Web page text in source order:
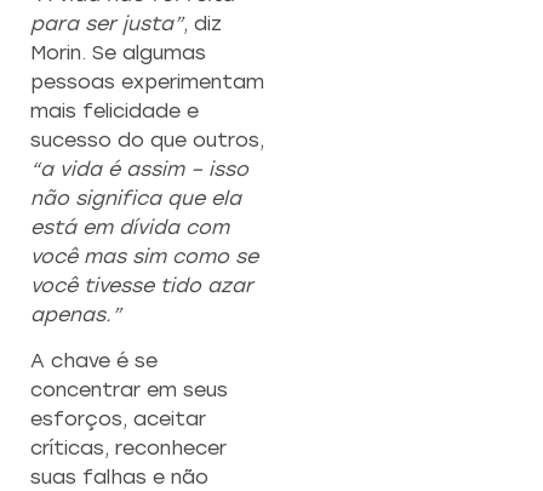
para ser justa”, diz
Morin. Se algumas
pessoas experimentam
mais felicidade e
sucesso do que outros,
“a vida é assim – isso
não significa que ela
está em dívida com
você mas sim como se
você tivesse tido azar
apenas.”
A chave é se
concentrar em seus
esforços, aceitar
críticas, reconhecer
suas falhas e não